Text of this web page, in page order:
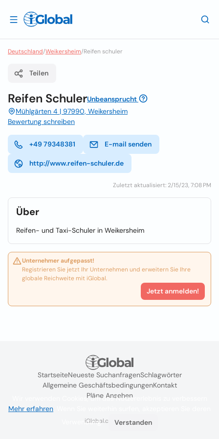
Deutschland/Weikersheim/Reifen schuler
Teilen
Reifen SchulerUnbeansprucht
Mühlgärten 4 | 97990, Weikersheim
Bewertung schreiben
+49 79348381 E-mail senden
http://www.reifen-schuler.de
Zuletzt aktualisiert: 2/15/23, 7:08 PM
Über
Reifen- und Taxi-Schuler in Weikersheim
Unternehmer aufgepasst!
Registrieren Sie jetzt Ihr Unternehmen und erweitern Sie Ihre
globale Reichweite mit iGlobal.
Jetzt anmelden!
StartseiteNeueste SuchanfragenSchlagwörter
Allgemeine GeschäftsbedingungenKontakt
Pläne Ansehen
iGlobal.co @ 2024
Wir verwenden Cookies, um das Nutzererlebnis zu verbessern
Mehr erfahren
Verwendung.
Verstanden